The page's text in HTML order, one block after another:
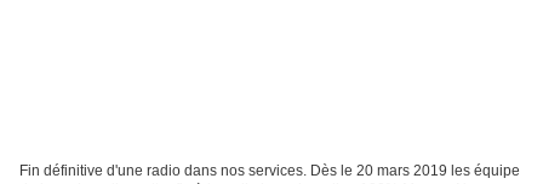
Fin définitive d'une radio dans nos services. Dès le 20 mars 2019 les équipe